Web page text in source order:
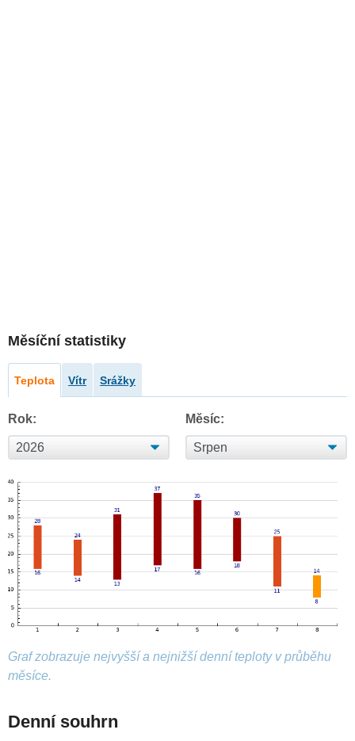
Měsíční statistiky
Teplota Vítr Srážky
Rok: Měsíc:
Graf zobrazuje nejvyšší a nejnižší denní teploty v průběhu
měsíce.
Denní souhrn